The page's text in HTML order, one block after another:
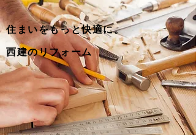
住まいをもっと快適に。
西建のリフォーム